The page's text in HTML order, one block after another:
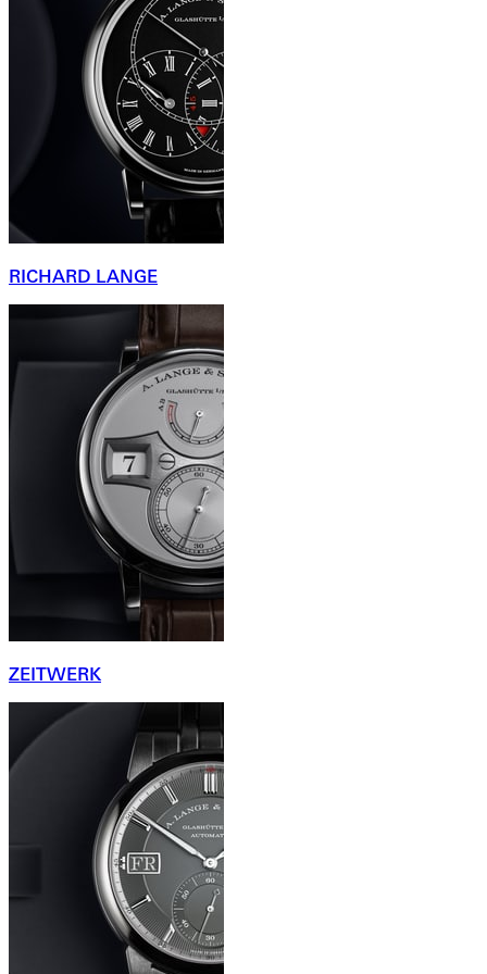
RICHARD LANGE
ZEITWERK